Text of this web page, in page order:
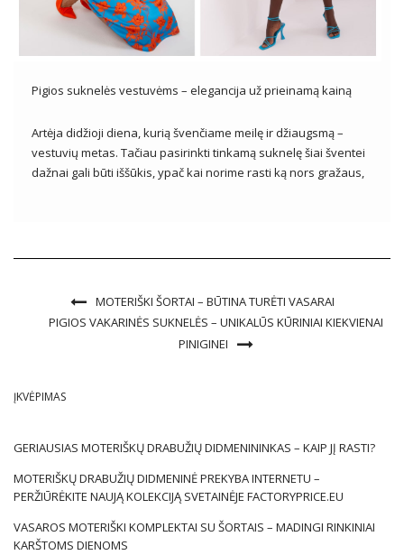
Pigios suknelės vestuvėms – elegancija už prieinamą kainą
Artėja didžioji diena, kurią švenčiame meilę ir džiaugsmą –
vestuvių metas. Tačiau pasirinkti tinkamą suknelę šiai šventei
dažnai gali būti iššūkis, ypač kai norime rasti ką nors gražaus,
MOTERIŠKI ŠORTAI – BŪTINA TURĖTI VASARAI
PIGIOS VAKARINĖS SUKNELĖS – UNIKALŪS KŪRINIAI KIEKVIENAI
PINIGINEI
ĮKVĖPIMAS
GERIAUSIAS MOTERIŠKŲ DRABUŽIŲ DIDMENININKAS – KAIP JĮ RASTI?
MOTERIŠKŲ DRABUŽIŲ DIDMENINĖ PREKYBA INTERNETU –
PERŽIŪRĖKITE NAUJĄ KOLEKCIJĄ SVETAINĖJE FACTORYPRICE.EU
VASAROS MOTERIŠKI KOMPLEKTAI SU ŠORTAIS – MADINGI RINKINIAI
KARŠTOMS DIENOMS